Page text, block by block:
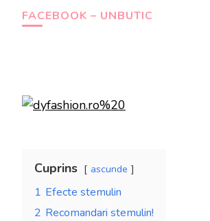
FACEBOOK – UNBUTIC
Cuprins ascunde
1 Efecte stemulin
2 Recomandari stemulin!